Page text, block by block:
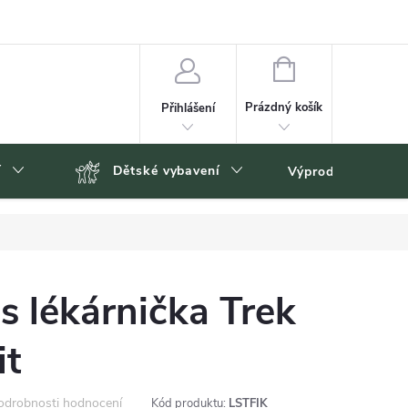
Přihlášení
NÁKUPNÍ
Prázdný košík
Dětské vybavení Výprodej
lékárnička Trek
hodnocení Kód produktu: LSTFIK